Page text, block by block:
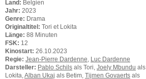
Land: Belgien
Jahr: 2023
Genre: Drama
Originaltitel: Tori et Lokita
Länge: 88 Minuten
FSK: 12
Kinostart: 26.10.2023
Regie: Jean-Pierre Dardenne
Luc Dardenne
Darsteller: Pablo Schils als Tori, Joely Mbundu als
Lokita, Alban Ukaj als Betim, Tijmen Govaerts als